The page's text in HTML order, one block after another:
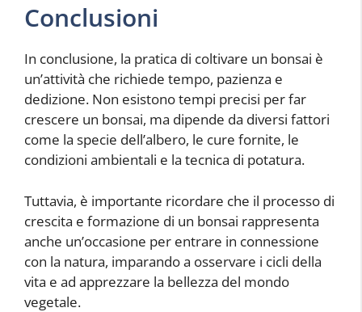
Conclusioni
In conclusione, la pratica di coltivare un bonsai è
un’attività che richiede tempo, pazienza e
dedizione. Non esistono tempi precisi per far
crescere un bonsai, ma dipende da diversi fattori
come la specie dell’albero, le cure fornite, le
condizioni ambientali e la tecnica di potatura.
Tuttavia, è importante ricordare che il processo di
crescita e formazione di un bonsai rappresenta
anche un’occasione per entrare in connessione
con la natura, imparando a osservare i cicli della
vita e ad apprezzare la bellezza del mondo
vegetale.